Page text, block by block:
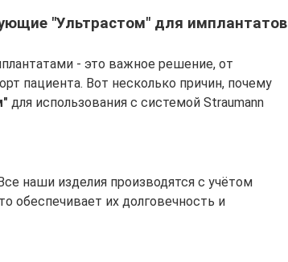
"Ультрастом" для имплантатов
- это важное решение, от
пациента. Вот несколько причин, почему
для использования с системой Straumann
наши изделия производятся с учётом
обеспечивает их долговечность и